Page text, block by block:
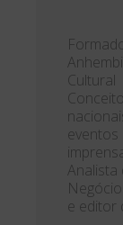
Analista
e editor